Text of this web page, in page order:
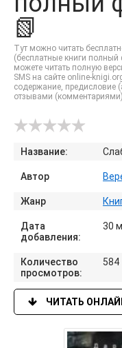
📗
Тут можно читать
(бесплатные книги
можете читать полную
SMS на сайте online-
содержание, предисловие
отзывами
Название:
Автор
Жанр
Дата
добавления:
30
Количество
просмотров:
584
ЧИТАТЬ